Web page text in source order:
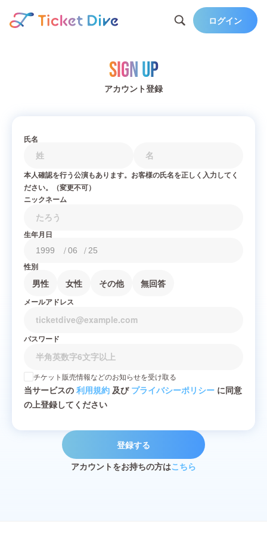
ログイン
Sign Up
アカウント登録
氏名
本人確認を行う公演もあります。お客様の氏名を正しく入力してく
ださい。（変更不可）
ニックネーム
生年月日
/ /
性別
男性 女性 その他 無回答
メールアドレス
パスワード
チケット販売情報などのお知らせを受け取る
当サービスの 利用規約 及び プライバシーポリシー に同意
の上登録してください
登録する
アカウントをお持ちの方はこちら